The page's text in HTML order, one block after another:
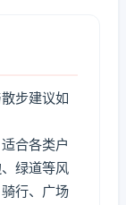
步建议如
合各类户
绿道等风
行、广场